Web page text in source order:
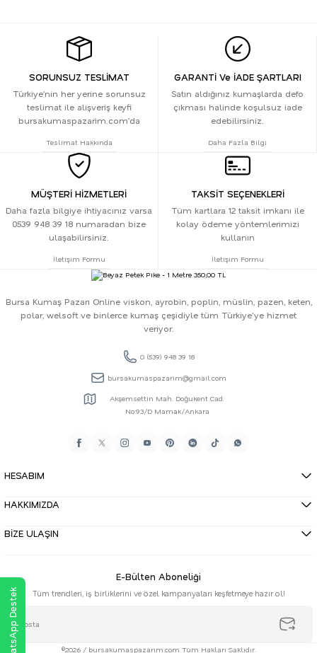
SORUNSUZ TESLİMAT
Türkiye’nin her yerine sorunsuz
teslimat ile alışveriş keyfi
bursakumaspazarim.com’da
Teslimat Hakkında
GARANTİ Ve İADE ŞARTLARI
Satın aldığınız kumaşlarda defo
çıkması halinde koşulsuz iade
edebilirsiniz.
Daha Fazla Bilgi
MÜŞTERİ HİZMETLERİ
Daha fazla bilgiye ihtiyacınız varsa
0539 948 39 18 numaradan bize
ulaşabilirsiniz.
İletişim Formu
TAKSİT SEÇENEKLERİ
Tüm kartlara 12 taksit imkanı ile
kolay ödeme yöntemlerimizi
kullanın
İletişim Formu
Bursa Kumaş Pazarı Online viskon, ayrobin, poplin, müslin, pazen, keten,
polar, welsoft ve binlerce kumaş çeşidiyle tüm Türkiye'ye hizmet
veriyor.
0 (539) 948 39 18
bursakumaspazarim@gmail.com
Akşemsettin Mah. Doğukent Cad.
No:93/D Mamak/Ankara
HESABIM
HAKKIMIZDA
BİZE ULAŞIN
E-Bülten Aboneliği
Tüm trendleri, iş birliklerini ve özel kampanyaları keşfetmeye hazır ol!
©2026 / bursakumaspazarim.com Tüm Hakları Saklıdır.
WhatsApp Destek